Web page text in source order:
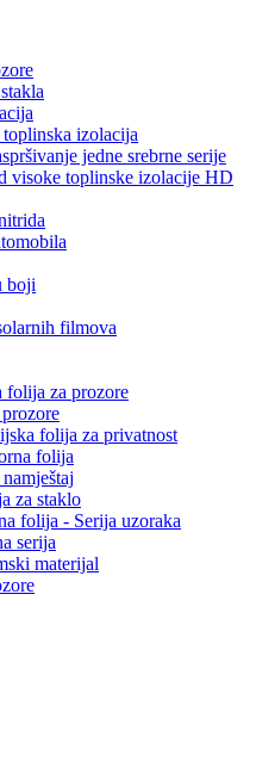
izolacija
jedne srebrne serije
visoke toplinske izolacije HD
boji
filmova
folija za prozore
folija za privatnost
folija
za staklo
folija - Serija uzoraka
serija
materijal